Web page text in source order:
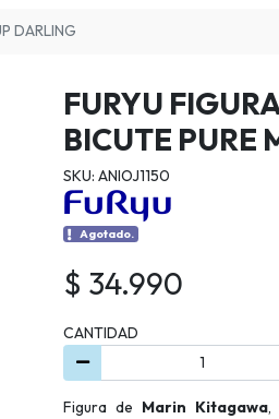
DARLING
FURYU
BICUTE PURE
SKU: ANIOJ1150
Agotado.
$ 34.990
CANTIDAD
Figura de Marin Kitagawa,